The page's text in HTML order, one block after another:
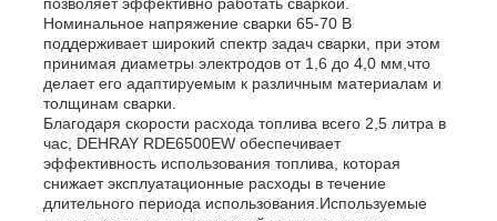
Номинальное напряжение сварки 65-70 В
поддерживает широкий спектр задач сварки, при этом
принимая диаметры электродов от 1,6 до 4,0 мм,что
делает его адаптируемым к различным материалам и
толщинам сварки.
Благодаря скорости расхода топлива всего 2,5 литра в
час, DEHRAY RDE6500EW обеспечивает
эффективность использования топлива, которая
снижает эксплуатационные расходы в течение
длительного периода использования.Используемые